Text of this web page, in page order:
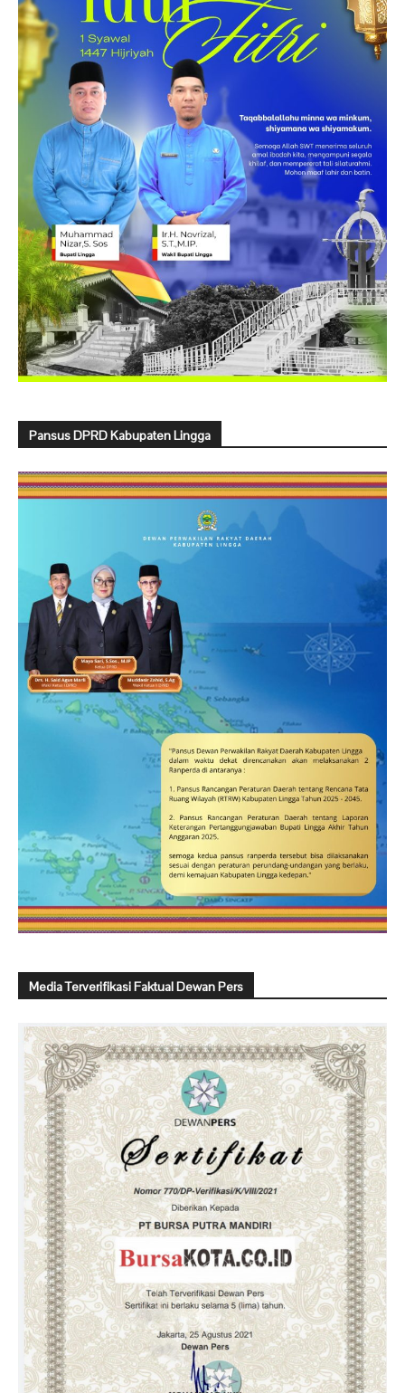
Pansus DPRD Kabupaten Lingga
Media Terverifikasi Faktual Dewan Pers